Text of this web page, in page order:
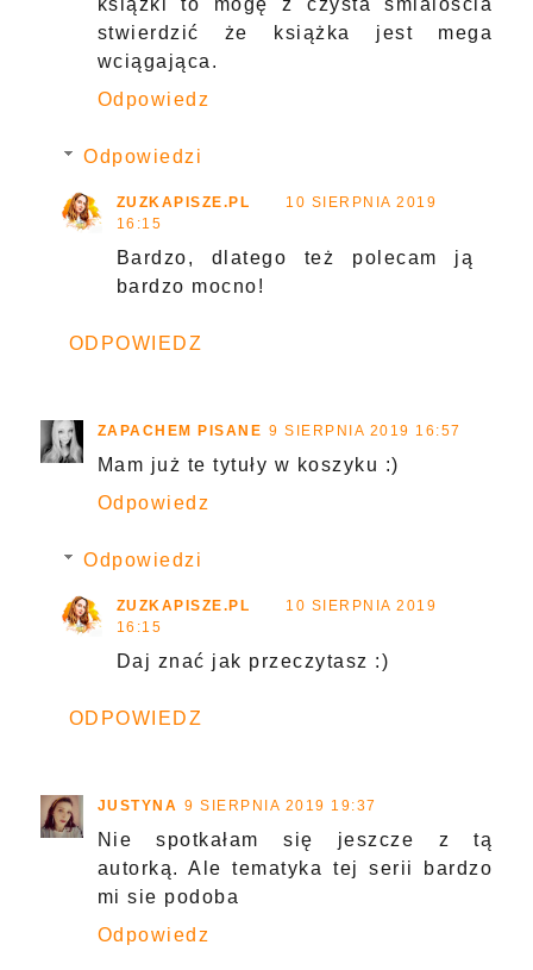
książki to mogę z czysta smialoscia
stwierdzić że książka jest mega
wciągająca.
Odpowiedz
Odpowiedzi
ZUZKAPISZE.PL
10 SIERPNIA 2019
16:15
Bardzo, dlatego też polecam ją
bardzo mocno!
ODPOWIEDZ
ZAPACHEM PISANE 9 SIERPNIA 2019 16:57
Mam już te tytuły w koszyku :)
Odpowiedz
Odpowiedzi
ZUZKAPISZE.PL
10 SIERPNIA 2019
16:15
Daj znać jak przeczytasz :)
ODPOWIEDZ
JUSTYNA 9 SIERPNIA 2019 19:37
Nie spotkałam się jeszcze z tą
autorką. Ale tematyka tej serii bardzo
mi sie podoba
Odpowiedz